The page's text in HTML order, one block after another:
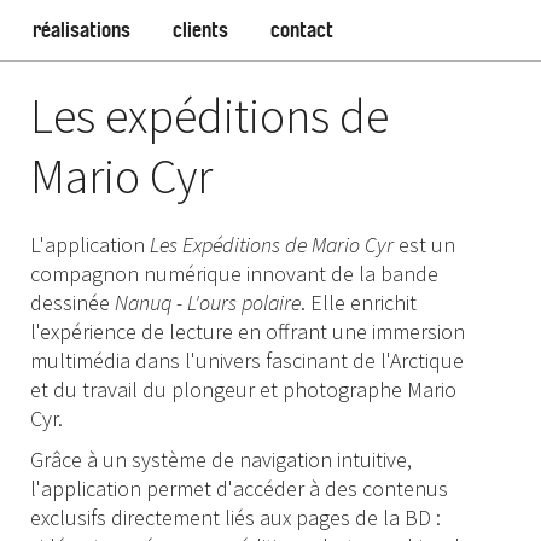
réalisations clients contact
Les expéditions de
Mario Cyr
L'application Les Expéditions de Mario Cyrest un
compagnon numérique innovant de la bande
dessinée Nanuq - L'ours polaire. Elle enrichit
l'expérience de lecture en offrant une immersion
multimédia dans l'univers fascinant de l'Arctique
et du travail du plongeur et photographe Mario
Cyr.
Grâce à un système de navigation intuitive,
l'application permet d'accéder à des contenus
exclusifs directement liés aux pages de la BD :